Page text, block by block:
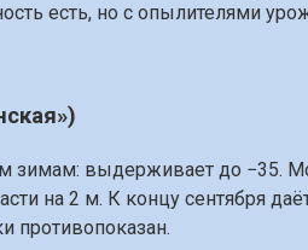
есть, но с опылителями
зимам: выдерживает до −35.
на 2 м. К концу сентября
противопоказан.